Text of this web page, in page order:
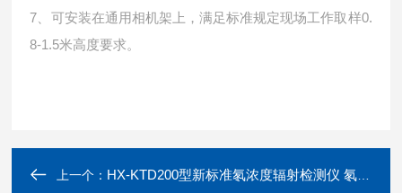
7、可安装在通用相机架上，满足标准规定现场工作取样0.
8-1.5米高度要求。
上一个： HX-KTD200型新标准氡浓度辐射检测仪 氡测量仪